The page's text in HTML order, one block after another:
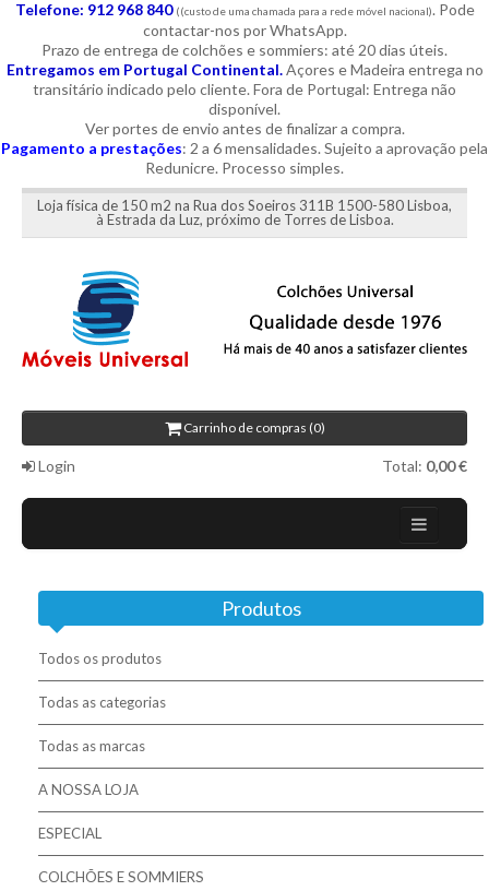
Telefone: 912 968 840 ((custo de uma chamada para a rede móvel nacional). Pode
contactar-nos por WhatsApp.
Prazo de entrega de colchões e sommiers: até 20 dias úteis.
Entregamos em Portugal Continental.Açores e Madeira entrega no
transitário indicado pelo cliente. Fora de Portugal: Entrega não
disponível.
Ver portes de envio antes de finalizar a compra.
Pagamento a prestações: 2 a 6 mensalidades. Sujeito a aprovação pela
Redunicre. Processo simples.
Loja física de 150 m2 na Rua dos Soeiros 311B 1500-580 Lisboa,
à Estrada da Luz, próximo de Torres de Lisboa.
Carrinho de compras (0)
Login Total: 0,00 €
Campanhas
Mobiliário Moderno
Contactos
Colchões / Matelas / Mattesses
Bases / Sommiers
Cabeceiras
Produtos
Todos os produtos
Todas as categorias
Todas as marcas
A NOSSA LOJA
ESPECIAL
COLCHÕES E SOMMIERS